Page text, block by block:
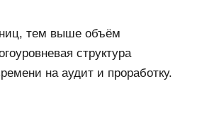
тем выше объём
структура
на аудит и проработку.